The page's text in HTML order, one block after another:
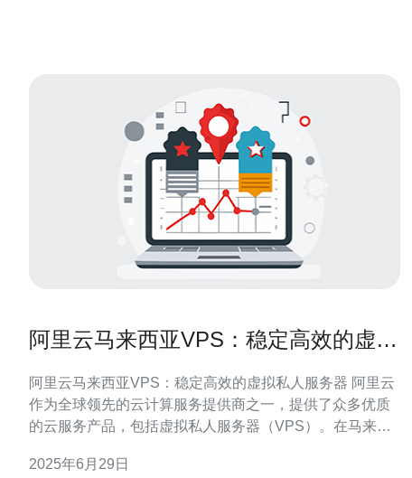
阿里云马来西亚VPS：稳定高效的虚拟
阿里云马来西亚VPS：稳定高效的虚拟私人服务器 阿里云
作为全球领先的云计算服务提供商之一，提供了众多优质
的云服务产品，包括虚拟私人服务器（VPS）。在马来西
用户提供了良好的云计算体验。 阿里云马来西亚VPS具有
2025年6月29日